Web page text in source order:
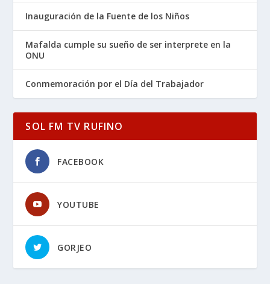
Inauguración de la Fuente de los Niños
Mafalda cumple su sueño de ser interprete en la
ONU
Conmemoración por el Día del Trabajador
SOL FM TV RUFINO
FACEBOOK
YOUTUBE
GORJEO